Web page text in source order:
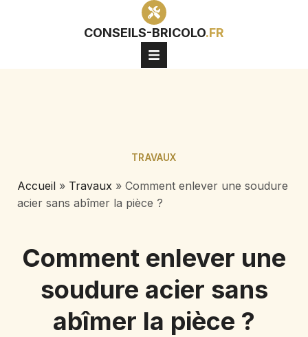
CONSEILS-BRICOLO.FR
TRAVAUX
Accueil » Travaux » Comment enlever une soudure
acier sans abîmer la pièce ?
Comment enlever une
soudure acier sans
abîmer la pièce ?